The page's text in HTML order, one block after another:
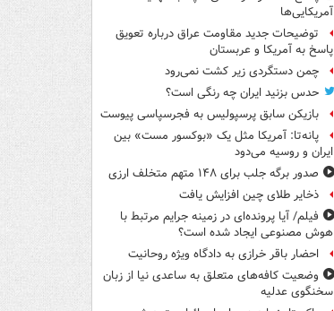
آمریکایی‌ها
توضیحات جدید مقاومت عراق درباره تعویق
پاسخ به آمریکا و عربستان
چمن دستگردی زیر کشت نمی‌رود
حدس بزنید ایران چه رنگی است؟
بازیکن سابق پرسپولیس به فجرسپاسی پیوست
پانه‌تا: آمریکا مثل یک «بوکسور مست» بین
ایران و روسیه می‌دود
صدور برگه جلب برای ۱۴۸ متهم متخلف ارزی
ذخایر طلای چین افزایش یافت
فیلم/ آیا پرونده‌ای در زمینه جرایم مرتبط با
هوش مصنوعی ایجاد شده است؟
احضار باقر خرازی به دادگاه ویژه روحانیت
وضعیت کافه‌های متعلق به ساعدی نیا از زبان
سخنگوی عدلیه